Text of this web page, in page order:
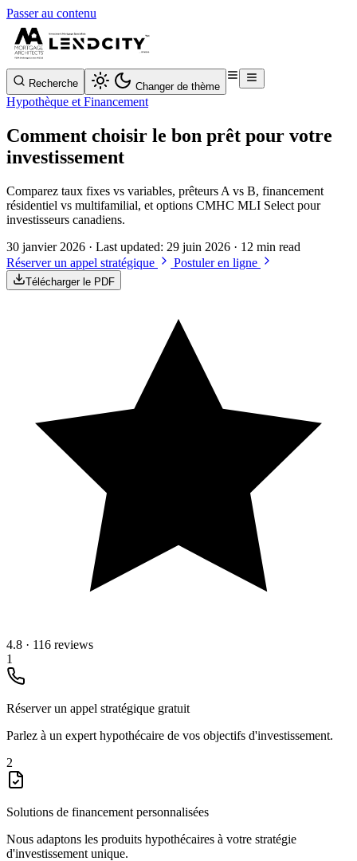
Passer au contenu
Recherche Changer de thème
Hypothèque et Financement
Comment choisir le bon prêt pour votre
investissement
Comparez taux fixes vs variables, prêteurs A vs B, financement
résidentiel vs multifamilial, et options CMHC MLI Select pour
investisseurs canadiens.
30 janvier 2026 · Last updated: 29 juin 2026 · 12 min read
Réserver un appel stratégique
Postuler en ligne
Télécharger le PDF
4.8 · 116 reviews
1
Réserver un appel stratégique gratuit
Parlez à un expert hypothécaire de vos objectifs d'investissement.
2
Solutions de financement personnalisées
Nous adaptons les produits hypothécaires à votre stratégie
d'investissement unique.